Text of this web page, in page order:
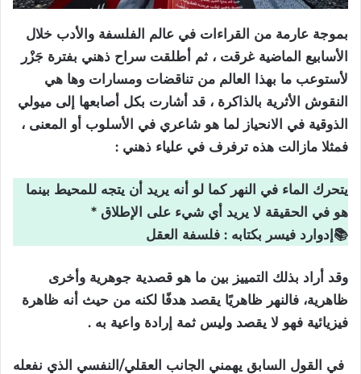
بموجة عارمة من القراءات في عالم الفلسفة والأدب خلال
الأسابيع الماضية غرقت ، ثم أطلقت سراح ذهني بفترة جَزْر
لأستوعب ما بهذا العالم من تناقضات ومسارات وها هي
النقوش الأثرية بالذاكرة ، قد أشارت بكل أصابعها إلى ميولي
الذوقية في الانحياز لما هو شاعري في الأسلوب أو المعنى ،
فمثلا مازالت هذه ترفرف في علياء ذهني :
يتحرك الماء في النهر كما لو أنه يريد أن يتجه للمحيط بينما
هو في الحقيقة لا يريد أي شيء على الإطلاق *
📚إدوارد فيسر بكتابه : فلسفة العقل
وقد أراد بذلك التمييز بين ما هو قصدية جوهرية وأخرى
ظاهرية، فالنهر ظاهريًا يقصد هدفًا لكنه من حيث أنه ظاهرة
فيزيائية فهو لا يقصد وليس ثمة إرادة واعية به .
في القول السابق يهمني الجانب العقلي/النفسي الذي نفعله